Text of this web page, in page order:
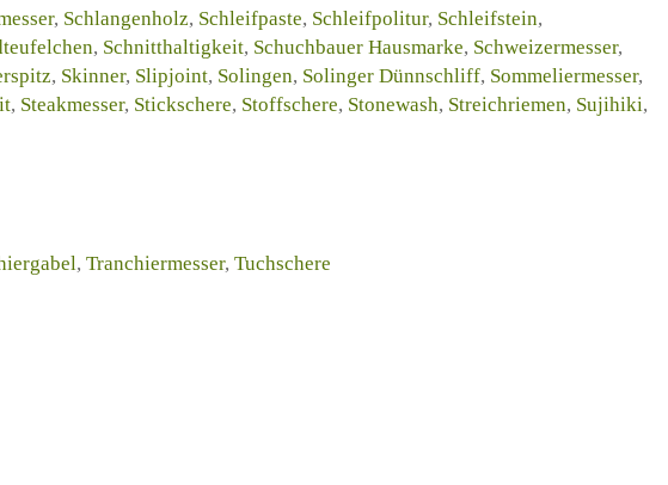
, Schlangenholz, Schleifpaste, Schleifpolitur, Schleifstein,
, Schnitthaltigkeit, Schuchbauer Hausmarke, Schweizermesser,
, Skinner, Slipjoint, Solingen, Solinger Dünnschliff, Sommeliermesser,
, Steakmesser, Stickschere, Stoffschere, Stonewash, Streichriemen, Sujihiki,
, Tranchiermesser, Tuchschere